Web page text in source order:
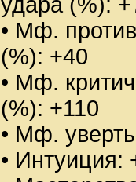
• Мф.
(%): +40
• Мф.
(%): +110
• Мф.
• Интуиция: